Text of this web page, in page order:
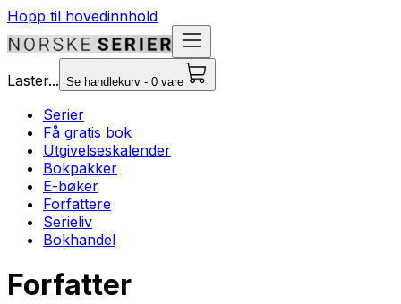
Hopp til hovedinnhold
Laster... Se handlekurv - 0 vare
Serier
Få gratis bok
Utgivelseskalender
Bokpakker
E-bøker
Forfattere
Serieliv
Bokhandel
Forfatter